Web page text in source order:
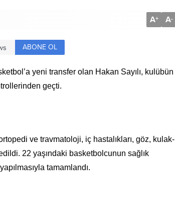
A+ A-
ABONE OL
yeni transfer olan Hakan Sayılı, kulübün
geçti.
ve travmatoloji, iç hastalıkları, göz, kulak-
22 yaşındaki basketbolcunun sağlık
tamamlandı.